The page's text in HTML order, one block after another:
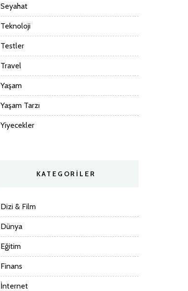
Seyahat
Teknoloji
Testler
Travel
Yaşam
Yaşam Tarzı
Yiyecekler
KATEGORILER
Dizi & Film
Dünya
Eğitim
Finans
İnternet